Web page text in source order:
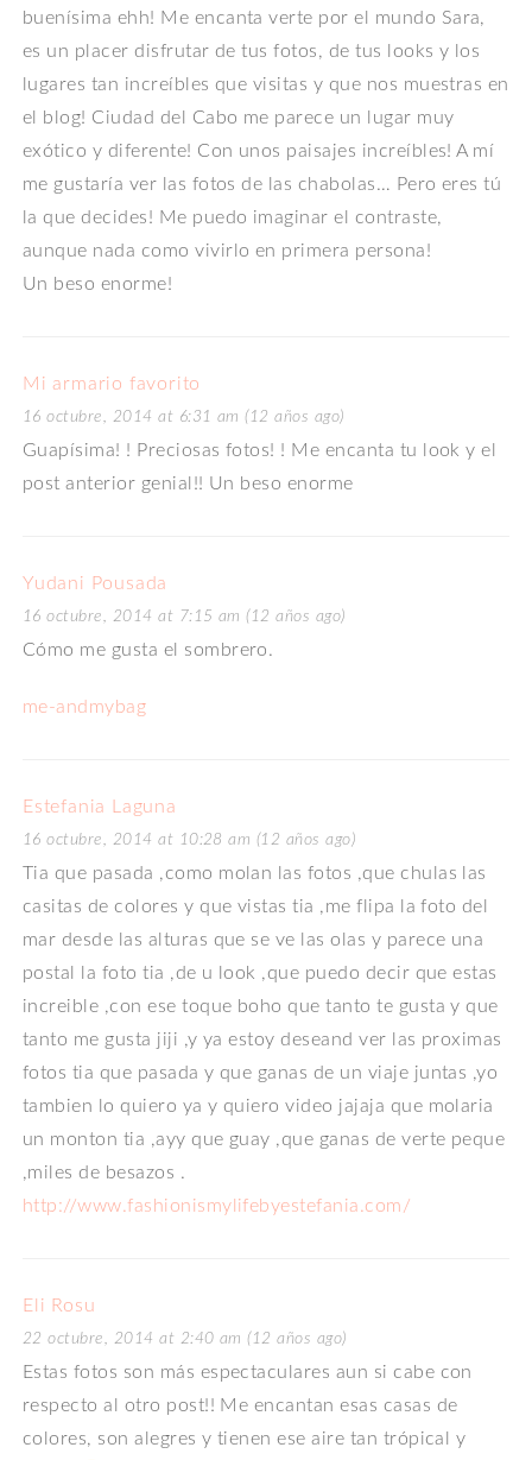
buenísima ehh! Me encanta verte por el mundo Sara,
es un placer disfrutar de tus fotos, de tus looks y los
lugares tan increíbles que visitas y que nos muestras en
el blog! Ciudad del Cabo me parece un lugar muy
exótico y diferente! Con unos paisajes increíbles! A mí
me gustaría ver las fotos de las chabolas… Pero eres tú
la que decides! Me puedo imaginar el contraste,
aunque nada como vivirlo en primera persona!
Un beso enorme!
Mi armario favorito
16 octubre, 2014 at 6:31 am (12 años ago)
Guapísima! ! Preciosas fotos! ! Me encanta tu look y el
post anterior genial!! Un beso enorme
Yudani Pousada
16 octubre, 2014 at 7:15 am (12 años ago)
Cómo me gusta el sombrero.
me-andmybag
Estefania Laguna
16 octubre, 2014 at 10:28 am (12 años ago)
Tia que pasada ,como molan las fotos ,que chulas las
casitas de colores y que vistas tia ,me flipa la foto del
mar desde las alturas que se ve las olas y parece una
postal la foto tia ,de u look ,que puedo decir que estas
increible ,con ese toque boho que tanto te gusta y que
tanto me gusta jiji ,y ya estoy deseand ver las proximas
fotos tia que pasada y que ganas de un viaje juntas ,yo
tambien lo quiero ya y quiero video jajaja que molaria
un monton tia ,ayy que guay ,que ganas de verte peque
,miles de besazos .
http://www.fashionismylifebyestefania.com/
Eli Rosu
22 octubre, 2014 at 2:40 am (12 años ago)
Estas fotos son más espectaculares aun si cabe con
respecto al otro post!! Me encantan esas casas de
colores, son alegres y tienen ese aire tan trópical y